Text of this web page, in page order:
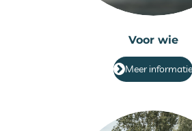
Voor wie
Meer informatie